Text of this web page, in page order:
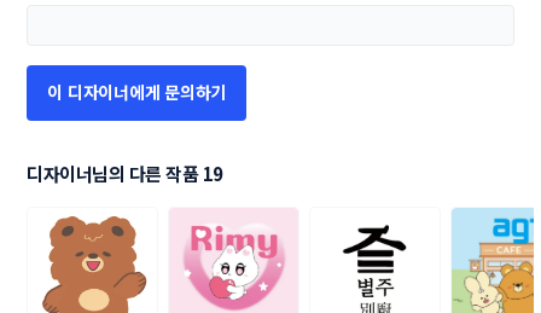
이 디자이너에게 문의하기
디자이너님의 다른 작품 19